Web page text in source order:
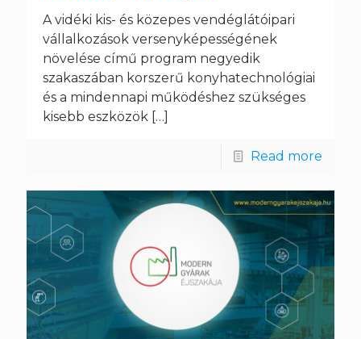
A vidéki kis- és közepes vendéglátóipari
vállalkozások versenyképességének
növelése című program negyedik
szakaszában korszerű konyhatechnológiai
és a mindennapi működéshez szükséges
kisebb eszközök […]
Read more